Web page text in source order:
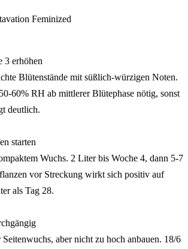
Feminized
3 erhöhen
Blütenstände mit süßlich-würzigen Noten.
60% RH ab mittlerer Blütephase nötig, sonst
deutlich.
starten
Wuchs. 2 Liter bis Woche 4, dann 5-7
vor Streckung wirkt sich positiv auf
als Tag 28.
aber nicht zu hoch anbauen. 18/6